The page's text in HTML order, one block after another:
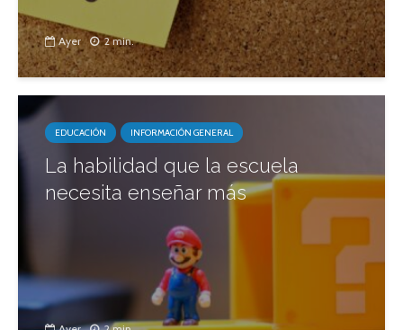
Ayer 2 min.
EDUCACIÓN INFORMACIÓN GENERAL
La habilidad que la escuela
necesita enseñar más